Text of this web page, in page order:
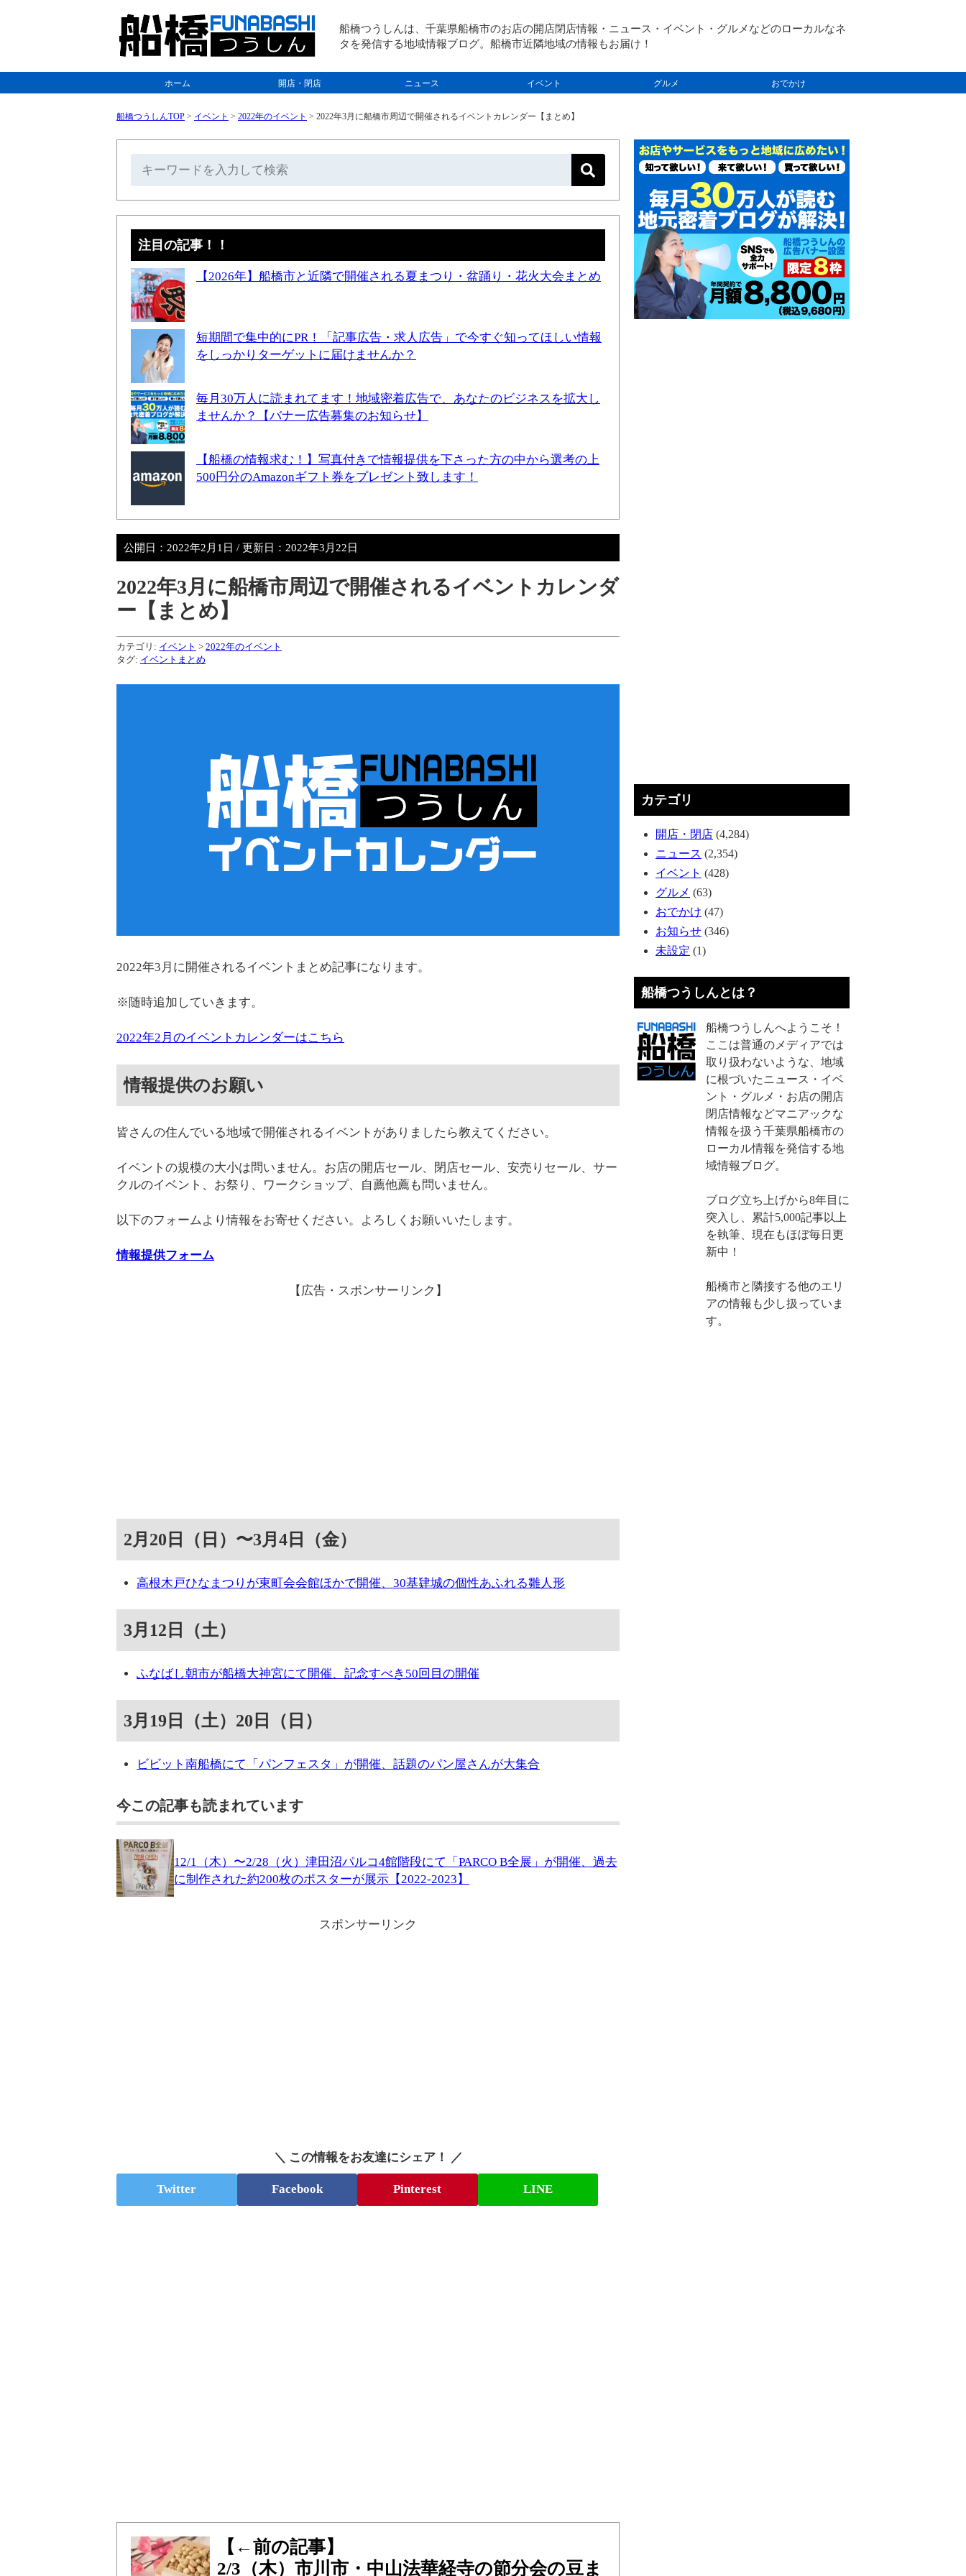
船橋つうしんは、千葉県船橋市のお店の開店閉店情報・ニュース・イベント・グルメなどのローカルなネ
タを発信する地域情報ブログ。船橋市近隣地域の情報もお届け！
ホーム 開店・閉店 ニュース イベント グルメ おでかけ
船橋つうしんTOP > イベント > 2022年のイベント > 2022年3月に船橋市周辺で開催されるイベントカレンダー【まとめ】
注目の記事！！
【2026年】船橋市と近隣で開催される夏まつり・盆踊り・花火大会まとめ
短期間で集中的にPR！「記事広告・求人広告」で今すぐ知ってほしい情報
をしっかりターゲットに届けませんか？
毎月30万人に読まれてます！地域密着広告で、あなたのビジネスを拡大し
ませんか？【バナー広告募集のお知らせ】
【船橋の情報求む！】写真付きで情報提供を下さった方の中から選考の上
500円分のAmazonギフト券をプレゼント致します！
公開日： 2022年2月1日 / 更新日： 2022年3月22日
2022年3月に船橋市周辺で開催されるイベントカレンダ
ー【まとめ】
カテゴリ: イベント > 2022年のイベント
タグ: イベントまとめ
2022年3月に開催されるイベントまとめ記事になります。
※随時追加していきます。
2022年2月のイベントカレンダーはこちら
情報提供のお願い
皆さんの住んでいる地域で開催されるイベントがありましたら教えてください。
イベントの規模の大小は問いません。お店の開店セール、閉店セール、安売りセール、サー
クルのイベント、お祭り、ワークショップ、自薦他薦も問いません。
以下のフォームより情報をお寄せください。よろしくお願いいたします。
情報提供フォーム
【広告・スポンサーリンク】
2月20日（日）〜3月4日（金）
高根木戸ひなまつりが東町会会館ほかで開催、30基肄城の個性あふれる雛人形
3月12日（土）
ふなばし朝市が船橋大神宮にて開催、記念すべき50回目の開催
3月19日（土）20日（日）
ビビット南船橋にて「パンフェスタ」が開催、話題のパン屋さんが大集合
今この記事も読まれています
12/1（木）〜2/28（火）津田沼パルコ4館階段にて「PARCO B全展」が開催、過去
に制作された約200枚のポスターが展示【2022-2023】
スポンサーリンク
＼ この情報をお友達にシェア！ ／
Twitter Facebook Pinterest LINE
【←前の記事】
2/3（木）市川市・中山法華経寺の節分会の豆ま
カテゴリ
開店・閉店 (4,284)
ニュース (2,354)
イベント (428)
グルメ (63)
おでかけ (47)
お知らせ (346)
未設定 (1)
船橋つうしんとは？
船橋つうしんへようこそ！
ここは普通のメディアでは
取り扱わないような、地域
に根づいたニュース・イベ
ント・グルメ・お店の開店
閉店情報などマニアックな
情報を扱う千葉県船橋市の
ローカル情報を発信する地
域情報ブログ。
ブログ立ち上げから8年目に
突入し、累計5,000記事以上
を執筆、現在もほぼ毎日更
新中！
船橋市と隣接する他のエリ
アの情報も少し扱っていま
す。